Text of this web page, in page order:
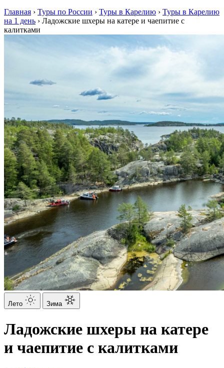
Главная › Туры по России › Туры в Карелию › Туры в Карелию
на 1 день › Ладожские шхеры на катере и чаепитие с
калитками
Лето Зима
Ладожские шхеры на катере
и чаепитие с калитками